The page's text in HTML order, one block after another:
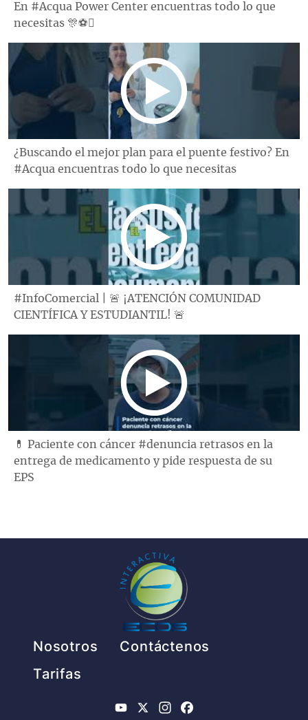
En #Acqua Power Center encuentras todo lo que
necesitas 🎊⚽️
¿Buscando el mejor plan para el puente festivo? En
#Acqua encuentras todo lo que necesitas
#InfoComercial | 🚨 ¡ATENCIÓN COMUNIDAD
CIENTÍFICA Y ESTUDIANTIL! 🚨
💊 Paciente con cáncer #denuncia retrasos en la
entrega de medicamento y pide respuesta de su
EPS
Pie de página
Nosotros
Contáctenos
Tarifas
YouTube
X Instagram